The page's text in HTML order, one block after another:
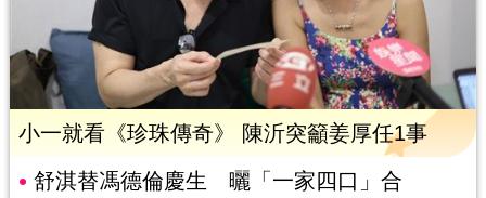
小一就看《珍珠傳奇》 陳沂突籲姜厚任1事
舒淇替馮德倫慶生 曬「一家四口」合